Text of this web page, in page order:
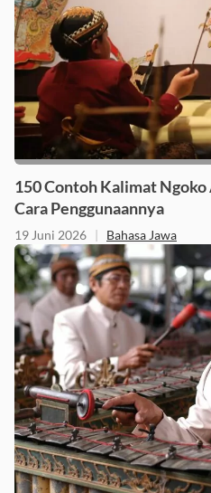
150 Contoh Kalimat Ngoko
Cara Penggunaannya
19 Juni 2026 | Bahasa Jawa